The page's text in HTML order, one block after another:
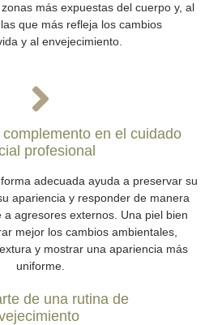
más expuestas del cuerpo y, al
que más refleja los cambios
y al envejecimiento.
en el cuidado
profesional
adecuada ayuda a preservar su
apariencia y responder de manera
a agresores externos. Una piel bien
mejor los cambios ambientales,
y mostrar una apariencia más
uniforme.
de una rutina de